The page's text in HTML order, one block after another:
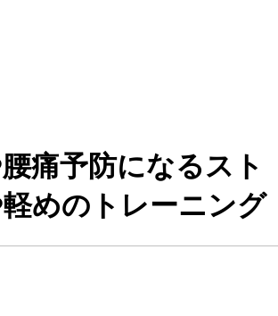
痛予防になるスト
めのトレーニング